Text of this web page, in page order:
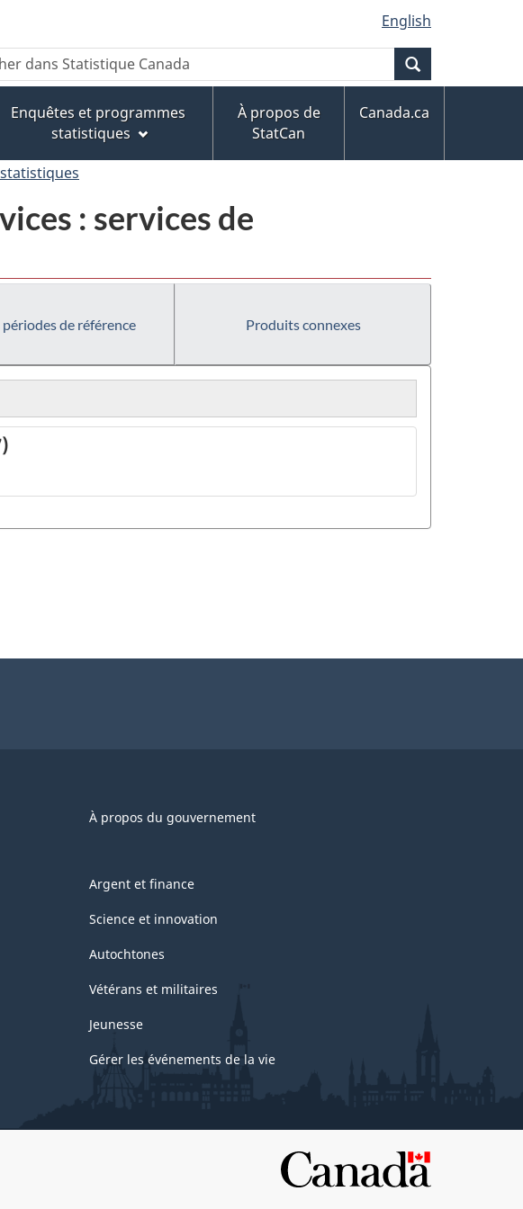
English
Enquêtes et programmes
statistiques
À propos de
StatCan
Canada.ca
: services de
de référence Produits connexes
À propos du gouvernement
Argent et finance
Science et innovation
Autochtones
Vétérans et militaires
Jeunesse
Gérer les événements de la vie